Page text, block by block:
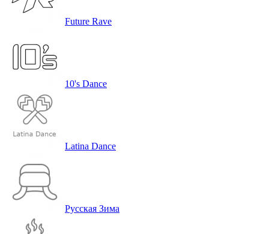
Future Rave
10's Dance
Latina Dance
Русская Зима